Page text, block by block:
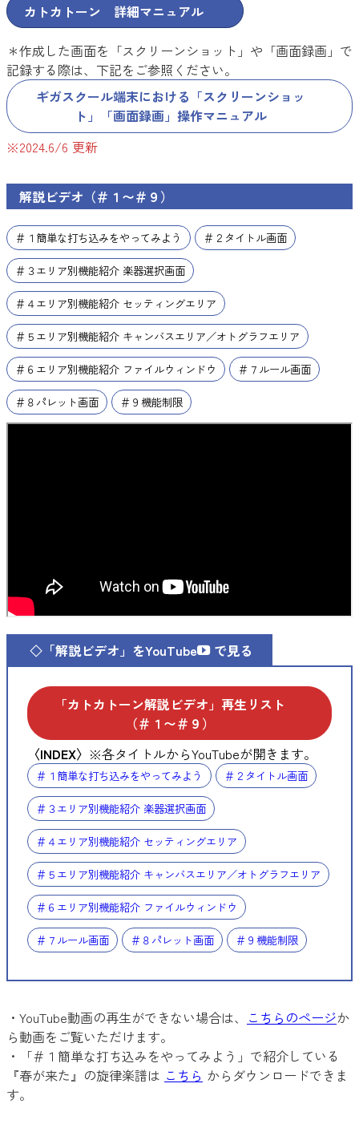
カトカトーン 詳細マニュアル
＊作成した画面を「スクリーンショット」や「画面録画」で
記録する際は、下記をご参照ください。
ギガスクール端末における「スクリーンショッ
ト」「画面録画」操作マニュアル
※2024.6/6 更新
解説ビデオ（＃１〜＃９）
＃１簡単な打ち込みをやってみよう ＃２タイトル画面
＃３エリア別機能紹介 楽器選択画面
＃４エリア別機能紹介 セッティングエリア
＃５エリア別機能紹介 キャンバスエリア／オトグラフエリア
＃６エリア別機能紹介 ファイルウィンドウ ＃７ルール画面
＃８パレット画面 ＃９機能制限
◇「解説ビデオ」をYouTube で見る
「カトカトーン解説ビデオ」再生リスト
（＃１〜＃９）
〈INDEX〉 ※各タイトルからYouTubeが開きます。
＃１簡単な打ち込みをやってみよう ＃２タイトル画面
＃３エリア別機能紹介 楽器選択画面
＃４エリア別機能紹介 セッティングエリア
＃５エリア別機能紹介 キャンバスエリア／オトグラフエリア
＃６エリア別機能紹介 ファイルウィンドウ
＃７ルール画面 ＃８パレット画面 ＃９機能制限
・YouTube動画の再生ができない場合は、 こちらのページか
ら動画をご覧いただけます。
・「＃１簡単な打ち込みをやってみよう」で紹介している
『春が来た』の旋律楽譜は こちら からダウンロードできま
す。